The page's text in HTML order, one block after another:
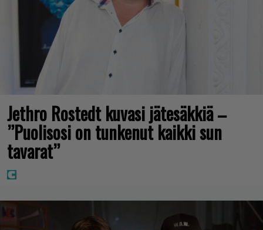
Jethro Rostedt kuvasi jätesäkkiä –
”Puolisosi on tunkenut kaikki sun
tavarat”